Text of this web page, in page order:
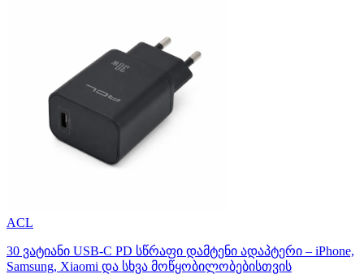
ACL
30 ვატიანი USB-C PD სწრაფი დამტენი ადაპტერი – iPhone,
Samsung, Xiaomi და სხვა მოწყობილობებისთვის